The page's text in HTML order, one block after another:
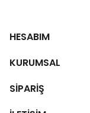
HESABIM
KURUMSAL
SİPARİŞ